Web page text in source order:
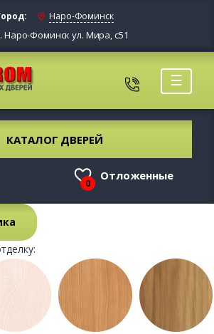
Наро-Фоминск
Наро-Фоминск ул. Мира, с51
☰
КАТАЛОГ ДВЕРЕЙ
0
Отложенные